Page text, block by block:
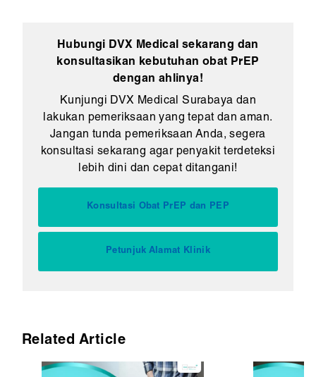
Hubungi DVX Medical sekarang dan
konsultasikan kebutuhan obat PrEP
dengan ahlinya!
Kunjungi DVX Medical Surabaya dan
lakukan pemeriksaan yang tepat dan aman.
Jangan tunda pemeriksaan Anda, segera
konsultasi sekarang agar penyakit terdeteksi
lebih dini dan cepat ditangani!
Konsultasi Obat PrEP dan PEP
Petunjuk Alamat Klinik
Related Article